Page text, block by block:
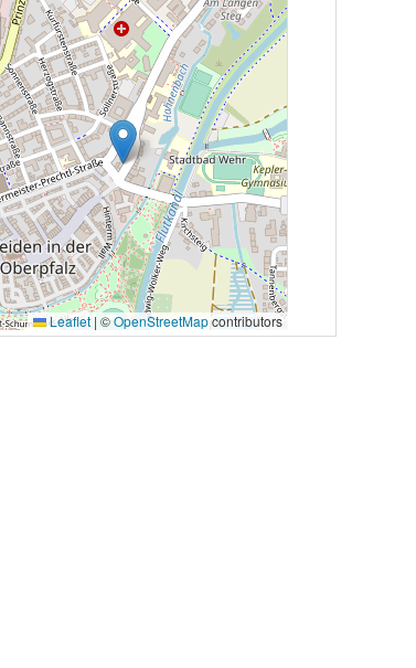
Leaflet | ©OpenStreetMapcontributors